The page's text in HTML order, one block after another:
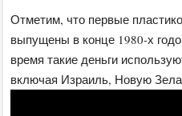
Отметим, что первые
выпущены в конце 1980-х
время такие деньги
включая Израиль, Новую